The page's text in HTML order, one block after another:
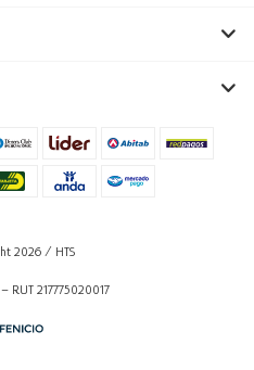
2026 / HTS
– RUT 217775020017